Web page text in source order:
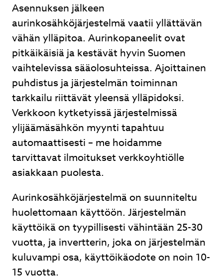
Asennuksen jälkeen
aurinkosähköjärjestelmä vaatii yllättävän
vähän ylläpitoa. Aurinkopaneelit ovat
pitkäikäisiä ja kestävät hyvin Suomen
vaihtelevissa sääolosuhteissa. Ajoittainen
puhdistus ja järjestelmän toiminnan
tarkkailu riittävät yleensä ylläpidoksi.
Verkkoon kytketyissä järjestelmissä
ylijäämäsähkön myynti tapahtuu
automaattisesti – me hoidamme
tarvittavat ilmoitukset verkkoyhtiölle
asiakkaan puolesta.
Aurinkosähköjärjestelmä on suunniteltu
huolettomaan käyttöön. Järjestelmän
käyttöikä on tyypillisesti vähintään 25-30
vuotta, ja invertterin, joka on järjestelmän
kuluvampi osa, käyttöikäodote on noin 10-
15 vuotta.